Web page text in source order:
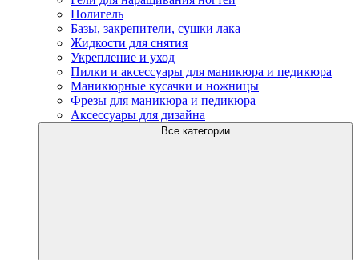
Полигель
Базы, закрепители, сушки лака
Жидкости для снятия
Укрепление и уход
Пилки и аксессуары для маникюра и педикюра
Маникюрные кусачки и ножницы
Фрезы для маникюра и педикюра
Аксессуары для дизайна
Все категории